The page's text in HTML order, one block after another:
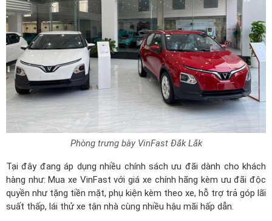
Phòng trưng bày VinFast Đắk Lắk
Tại đây đang áp dụng nhiều chính sách ưu đãi dành cho khách
hàng như: Mua xe VinFast với giá xe chính hãng kèm ưu đãi độc
quyền như tặng tiền mặt, phụ kiện kèm theo xe, hỗ trợ trả góp lãi
suất thấp, lái thử xe tận nhà cùng nhiều hậu mãi hấp dẫn.